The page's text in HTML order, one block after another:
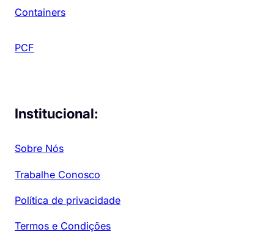
Containers
PCF
Institucional:
Sobre Nós
Trabalhe Conosco
Política de privacidade
Termos e Condições